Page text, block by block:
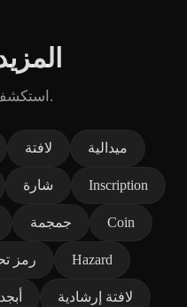
استكشف وسومًا قريبة في لافتات ورموز.
لافتة ميدالية
شارة Inscription
جمجمة Coin
رمز Hazard
لافتة إرشادية